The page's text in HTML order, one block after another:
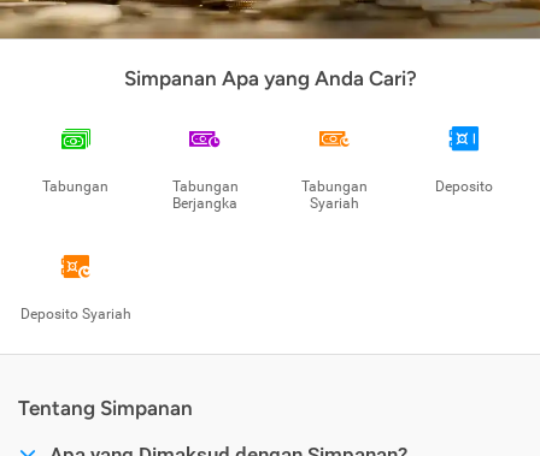
Simpanan Apa yang Anda Cari?
Tabungan
Tabungan
Berjangka
Tabungan
Syariah
Deposito
Deposito Syariah
Tentang Simpanan